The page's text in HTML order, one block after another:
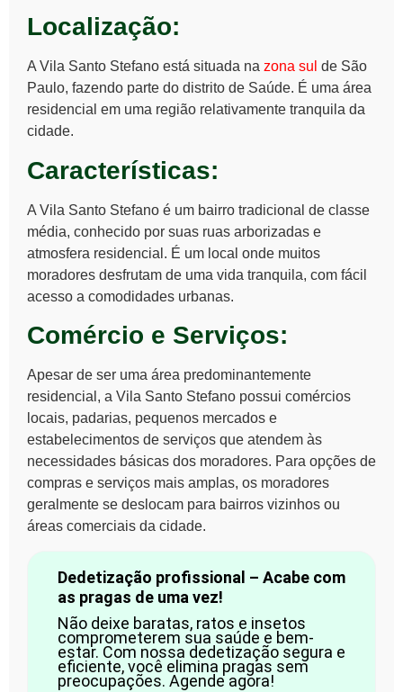
Localização:
A Vila Santo Stefano está situada na zona sul de São
Paulo, fazendo parte do distrito de Saúde. É uma área
residencial em uma região relativamente tranquila da
cidade.
Características:
A Vila Santo Stefano é um bairro tradicional de classe
média, conhecido por suas ruas arborizadas e
atmosfera residencial. É um local onde muitos
moradores desfrutam de uma vida tranquila, com fácil
acesso a comodidades urbanas.
Comércio e Serviços:
Apesar de ser uma área predominantemente
residencial, a Vila Santo Stefano possui comércios
locais, padarias, pequenos mercados e
estabelecimentos de serviços que atendem às
necessidades básicas dos moradores. Para opções de
compras e serviços mais amplas, os moradores
geralmente se deslocam para bairros vizinhos ou
áreas comerciais da cidade.
Dedetização profissional – Acabe com
as pragas de uma vez!
Não deixe baratas, ratos e insetos
comprometerem sua saúde e bem-
estar. Com nossa dedetização segura e
eficiente, você elimina pragas sem
preocupações. Agende agora!